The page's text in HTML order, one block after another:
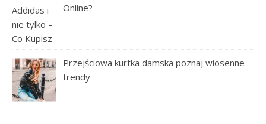
Online?
Przejściowa kurtka damska poznaj wiosenne
trendy